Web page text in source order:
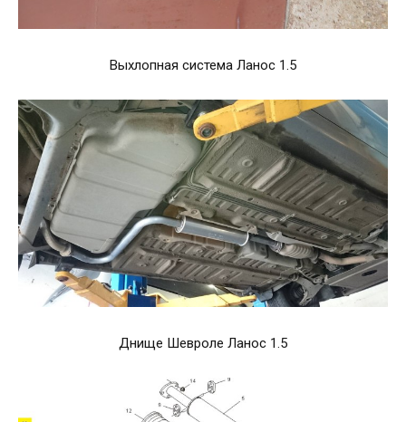
Выхлопная система Ланос 1.5
Днище Шевроле Ланос 1.5